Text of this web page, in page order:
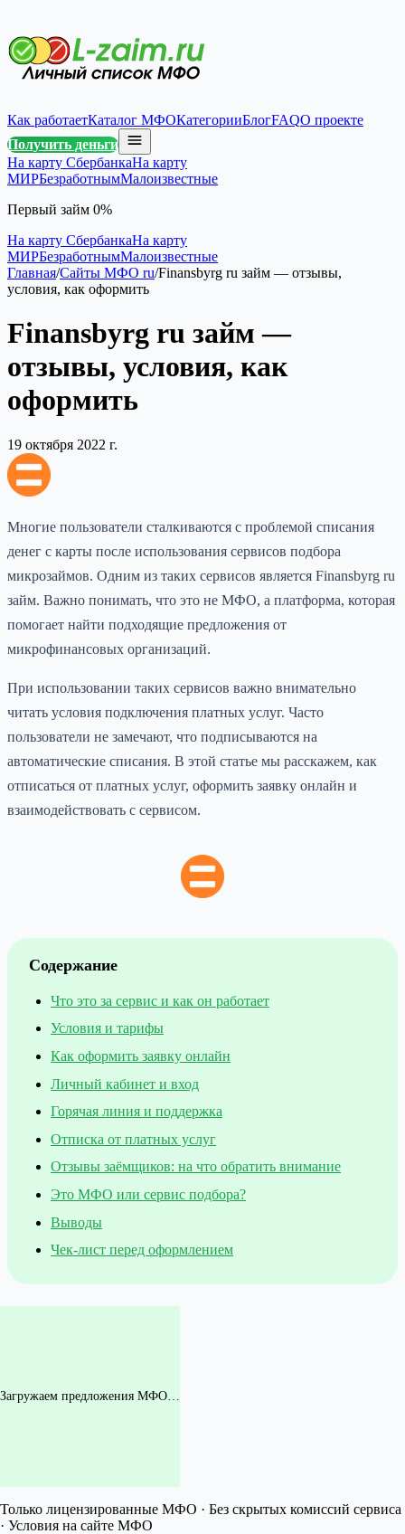
Как работаетКаталог МФОКатегорииБлогFAQО проекте
Получить деньги
На карту СбербанкаНа карту
МИРБезработнымМалоизвестные
Первый займ 0%
На карту СбербанкаНа карту
МИРБезработнымМалоизвестные
Главная/Сайты МФО ru/Finansbyrg ru займ — отзывы,
условия, как оформить
Finansbyrg ru займ —
отзывы, условия, как
оформить
19 октября 2022 г.
Многие пользователи сталкиваются с проблемой списания
денег с карты после использования сервисов подбора
микрозаймов. Одним из таких сервисов является Finansbyrg ru
займ. Важно понимать, что это не МФО, а платформа, которая
помогает найти подходящие предложения от
микрофинансовых организаций.
При использовании таких сервисов важно внимательно
читать условия подключения платных услуг. Часто
пользователи не замечают, что подписываются на
автоматические списания. В этой статье мы расскажем, как
отписаться от платных услуг, оформить заявку онлайн и
взаимодействовать с сервисом.
Содержание
Что это за сервис и как он работает
Условия и тарифы
Как оформить заявку онлайн
Личный кабинет и вход
Горячая линия и поддержка
Отписка от платных услуг
Отзывы заёмщиков: на что обратить внимание
Это МФО или сервис подбора?
Выводы
Чек-лист перед оформлением
Загружаем предложения МФО…
Только лицензированные МФО · Без скрытых комиссий сервиса
· Условия на сайте МФО